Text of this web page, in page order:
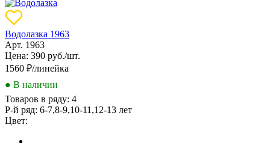
Водолазка 1963
Арт. 1963
Цена: 390 руб./шт.
1560 ₽/линейка
● В наличии
Товаров в ряду: 4
Р-й ряд: 6-7,8-9,10-11,12-13 лет
Цвет: